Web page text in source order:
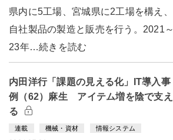
県内に5工場、宮城県に2工場を構え、
自社製品の製造と販売を行う。2021～
23年…続きを読む
内田洋行「課題の見える化」IT導入事
例（62）麻生 アイテム増を陰で支え
る
連載 機械・資材 情報システム